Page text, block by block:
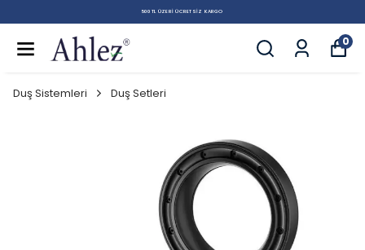
500 TL ÜZERI ÜCRETSIZ KARGO
0
Duş Sistemleri Duş Setleri